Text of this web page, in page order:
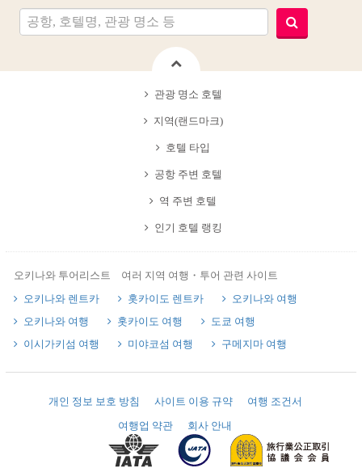
관광 명소 호텔
지역(랜드마크)
호텔 타입
공항 주변 호텔
역 주변 호텔
인기 호텔 랭킹
오키나와 투어리스트 여러 지역 여행・투어 관련 사이트
오키나와 렌트카
홋카이도 렌트카
오키나와 여행
오키나와 여행
홋카이도 여행
도쿄 여행
이시가키섬 여행
미야코섬 여행 구메지마 여행
개인 정보 보호 방침 사이트 이용 규약
여행 조건서
여행업 약관
회사 안내